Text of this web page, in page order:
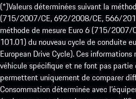
(*)Valeurs déterminées suivant la
(715/2007/CE, 692/2008/CE, 566/
méthode de mesure Euro 6 (715/2007/
101.01) du nouveau cycle de conduite
European Drive Cycle). Ces
véhicule spécifique et ne font pas partie
permettent uniquement de comparer
Consommation déterminée avec